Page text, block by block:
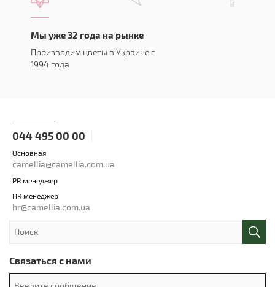
Мы уже 32 года на рынке
Производим цветы в Украине с
1994 года
044 495 00 00
Основная
camellia@camellia.com.ua
PR менеджер
HR менеджер
hr@camellia.com.ua
Связаться с нами